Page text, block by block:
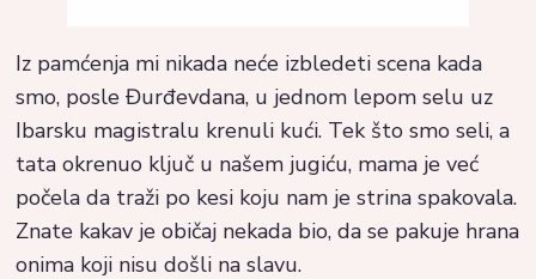
Iz pamćenja mi nikada neće izbledeti scena kada
smo, posle Đurđevdana, u jednom lepom selu uz
Ibarsku magistralu krenuli kući. Tek što smo seli, a
tata okrenuo ključ u našem jugiću, mama je već
počela da traži po kesi koju nam je strina spakovala.
Znate kakav je običaj nekada bio, da se pakuje hrana
onima koji nisu došli na slavu.